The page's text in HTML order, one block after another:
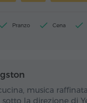
Pranzo Cena
musica
sotto la direzione di